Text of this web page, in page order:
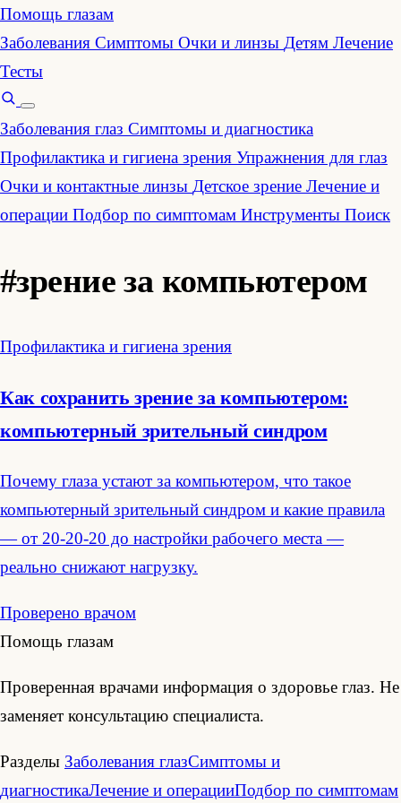
Помощь глазам
Заболевания Симптомы Очки и линзы Детям Лечение
Тесты
Заболевания глаз Симптомы и диагностика
Профилактика и гигиена зрения Упражнения для глаз
Очки и контактные линзы Детское зрение Лечение и
операции Подбор по симптомам Инструменты Поиск
#зрение за компьютером
Профилактика и гигиена зрения
Как сохранить зрение за компьютером:
компьютерный зрительный синдром
Почему глаза устают за компьютером, что такое
компьютерный зрительный синдром и какие правила
— от 20-20-20 до настройки рабочего места —
реально снижают нагрузку.
Проверено врачом
Помощь глазам
Проверенная врачами информация о здоровье глаз. Не
заменяет консультацию специалиста.
Разделы Заболевания глазСимптомы и
диагностикаЛечение и операцииПодбор по симптомам